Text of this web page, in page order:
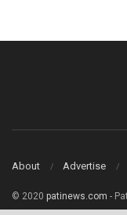
About Advertise
© 2020 patinews.com -